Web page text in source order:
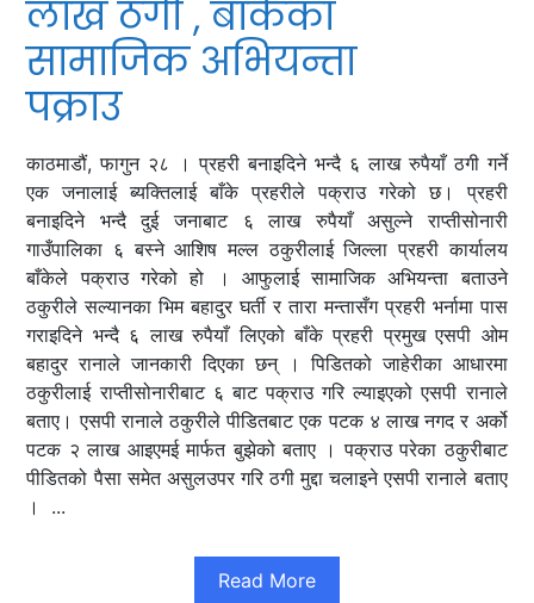
लाख ठगी , बाँकेका
सामाजिक अभियन्ता
पक्राउ
काठमाडौं, फागुन २८ । प्रहरी बनाइदिने भन्दै ६ लाख रुपैयाँ ठगी गर्ने
एक जनालाई ब्यक्तिलाई बाँके प्रहरीले पक्राउ गरेको छ। प्रहरी
बनाइदिने भन्दै दुई जनाबाट ६ लाख रुपैयाँ असुल्ने राप्तीसोनारी
गाउँपालिका ६ बस्ने आशिष मल्ल ठकुरीलाई जिल्ला प्रहरी कार्यालय
बाँकेले पक्राउ गरेको हो । आफुलाई सामाजिक अभियन्ता बताउने
ठकुरीले सल्यानका भिम बहादुर घर्ती र तारा मन्तासँग प्रहरी भर्नामा पास
गराइदिने भन्दै ६ लाख रुपैयाँ लिएको बाँके प्रहरी प्रमुख एसपी ओम
बहादुर रानाले जानकारी दिएका छन् । पिडितको जाहेरीका आधारमा
ठकुरीलाई राप्तीसोनारीबाट ६ बाट पक्राउ गरि ल्याइएको एसपी रानाले
बताए। एसपी रानाले ठकुरीले पीडितबाट एक पटक ४ लाख नगद र अर्को
पटक २ लाख आइएमई मार्फत बुझेको बताए । पक्राउ परेका ठकुरीबाट
पीडितको पैसा समेत असुलउपर गरि ठगी मुद्दा चलाइने एसपी रानाले बताए
। ...
Read More